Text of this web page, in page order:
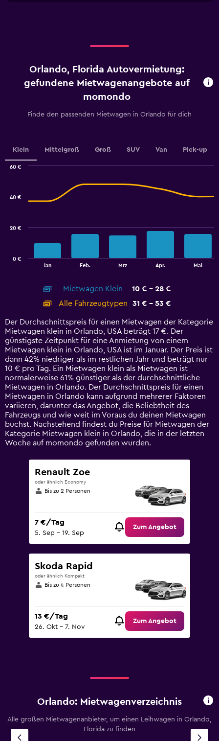
The
chart
has
axis
Range:
0
to
Orlando, Florida Autovermietung:
gefundene Mietwagenangebote auf
momondo
Finde den passenden Mietwagen in Orlando für dich
Klein Mittelgroß Groß SUV Van Pick-up
categories.
14
categories.
The
chart
has
1
Y
axis
displaying
values.
Range:
0
to
60.
Jan Feb. Mrz Apr. Mai
0 €
20 €
40 €
60 €
End
Mietwagen Klein
10 € - 28 €
Alle Fahrzeugtypen
31 € - 53 €
Der Durchschnittspreis für einen Mietwagen der Kategorie
Mietwagen klein in Orlando, USA beträgt 17 €. Der
günstigste Zeitpunkt für eine Anmietung von einem
Mietwagen klein in Orlando, USA ist im Januar. Der Preis ist
dann 42% niedriger als im restlichen Jahr und beträgt nur
10 € pro Tag. Ein Mietwagen klein als Mietwagen ist
normalerweise 61% günstiger als der durchschnittliche
Mietwagen in Orlando. Der Durchschnittspreis für einen
Mietwagen in Orlando kann aufgrund mehrerer Faktoren
variieren, darunter das Angebot, die Beliebtheit des
Fahrzeugs und wie weit im Voraus du deinen Mietwagen
buchst. Nachstehend findest du Preise für Mietwagen der
Kategorie Mietwagen klein in Orlando, die in der letzten
Woche auf momondo gefunden wurden.
Renault Zoe
oder ähnlich Economy
Bis zu 2 Personen
7 €/Tag
5. Sep – 19. Sep
Zum Angebot
Skoda Rapid
oder ähnlich Kompakt
Bis zu 4 Personen
13 €/Tag
26. Okt – 7. Nov
Zum Angebot
Orlando: Mietwagenverzeichnis
Alle großen Mietwagenanbieter, um einen Leihwagen in Orlando,
Florida zu finden